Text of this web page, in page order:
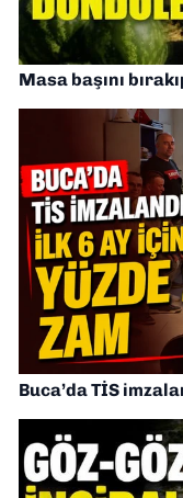
Masa başını
Buca’da TİS